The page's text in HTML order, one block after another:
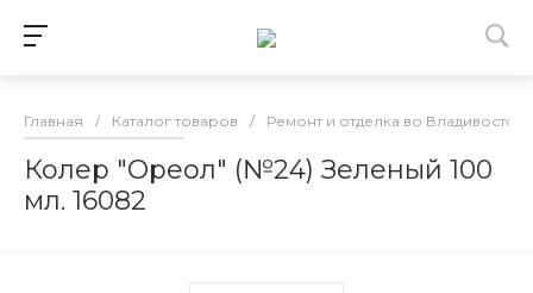
Главная / Каталог товаров / Ремонт и отделка во Владивостоке
Колер "Ореол" (№24) Зеленый 100
мл. 16082